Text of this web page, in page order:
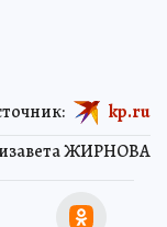
ЖИРНОВА
kp.ru